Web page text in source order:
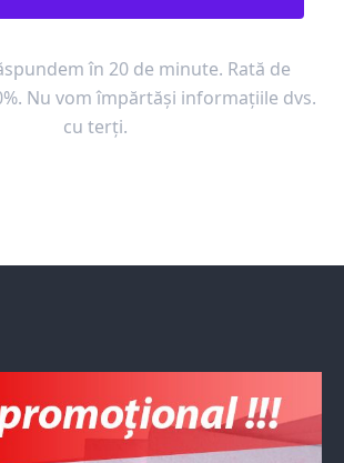
în 20 de minute. Rată de
Nu vom împărtăși informațiile dvs.
cu terți.